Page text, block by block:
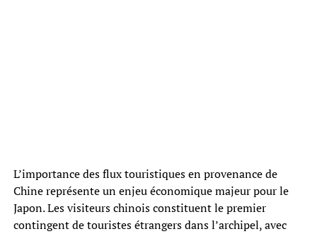
L’importance des flux touristiques en provenance de
Chine représente un enjeu économique majeur pour le
Japon. Les visiteurs chinois constituent le premier
contingent de touristes étrangers dans l’archipel, avec